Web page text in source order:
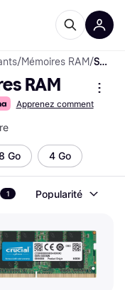
/Mémoires RAM/ SO-DIMM DDR4 Mémoires RAM
RAM
Apprenez comment
Go 4 Go
1 Popularité